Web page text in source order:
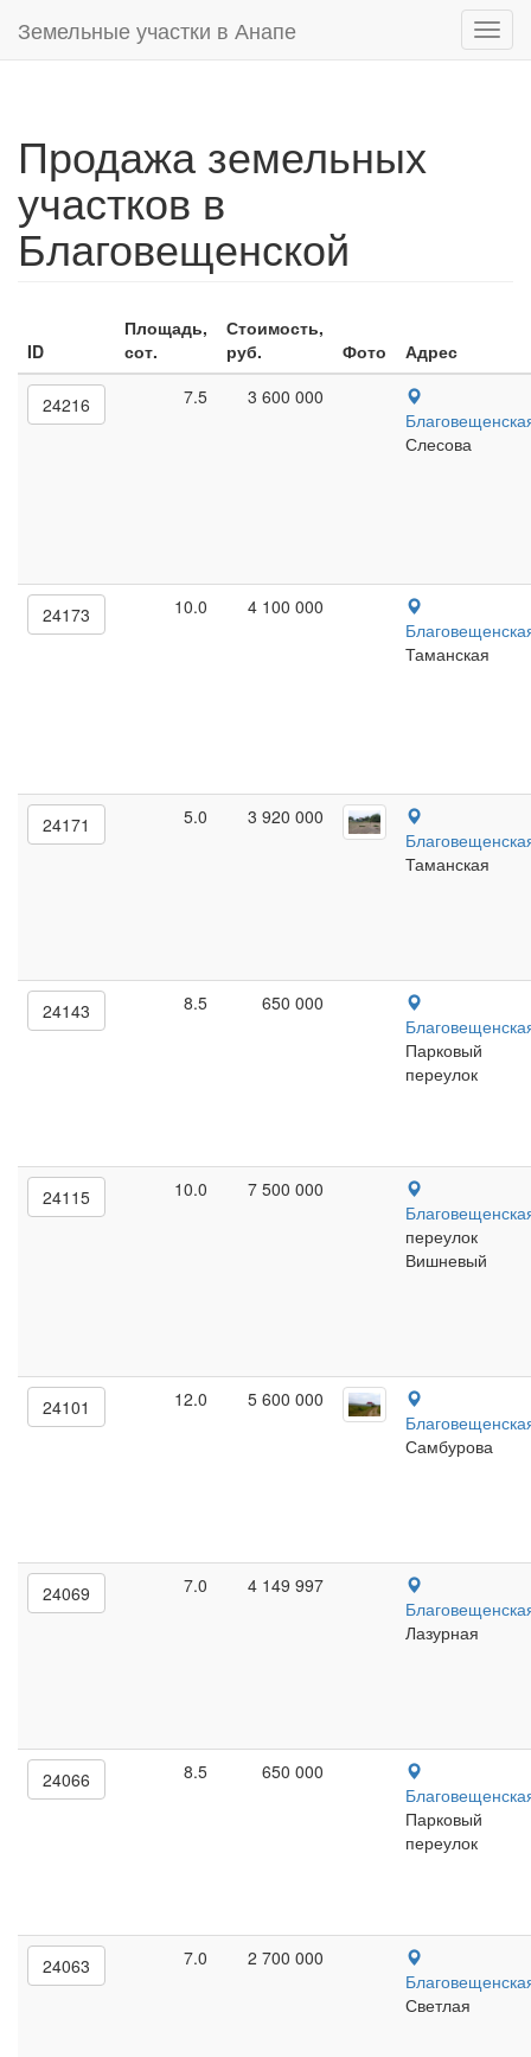
Земельные участки в Анапе
Продажа земельных
участков в
Благовещенской
ID
Площадь,
сот.
Стоимость,
руб.
Фото Адрес
24216 7.5
3 600 000
Слесова
24173 10.0
4 100 000
Таманская
24171 5.0
3 920 000
Таманская
24143 8.5
650 000
Парковый
переулок
24115 10.0
7 500 000
переулок
Вишневый
24101 12.0
5 600 000
Самбурова
24069 7.0
4 149 997
Лазурная
24066 8.5
650 000
Парковый
переулок
24063 7.0
2 700 000
Светлая